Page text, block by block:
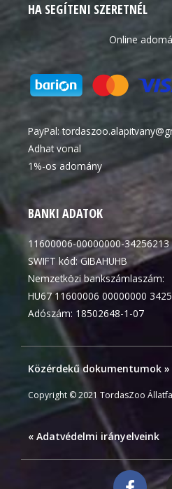
HA SEGÍTENI SZERETNÉL
Online
PayPal:
Adhat vonal
1%-os adomány
BANKI ADATOK
11600006-00000000-34256213
SWIFT kód: GIBAHUHB
Nemzetközi bankszámlaszám:
HU67 11600006 00000000
Adószám: 18502648-1-07
Közérdekű dokumentumok »
Copyright © 2021 TordasZoo
« Adatvédelmi irányelveink
F